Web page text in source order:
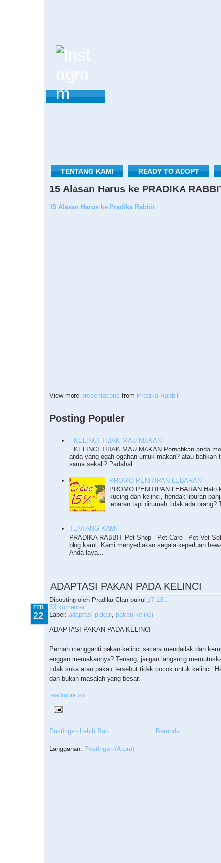
TENTANG KAMI READY TO ADOPT
15 Alasan Harus ke PRADIKA
15 Alasan Harus ke Pradika Rabbit
View more presentations from Pradika Rabbit
Posting Populer
KELINCI TIDAK MAU MAKAN
KELINCI TIDAK MAU MAKAN Pernahkan anda
anda yang ogah-ogahan untuk makan? atau bahkan
sama sekali? Padahal...
PROMO PENITIPAN LEBARAN
PROMO PENITIPAN LEBARAN Halo
kucing dan kelinci, hendak liburan
lebaran tapi dirumah tidak ada orang?
TENTANG KAMI
PRADIKA RABBIT Pet Shop - Pet Care - Pet Vet
blog kami, Kami menyediakan segala keperluan
Anda laya...
ADAPTASI PAKAN PADA KELINCI
Diposting oleh Pradika Clan pukul 17.13 .
FEB
22
33 komentar
Label: adaptasi pakan, pakan kelinci
ADAPTASI PAKAN PADA KELINCI
Pernah mengganti pakan kelinci secara mendadak dan
enggan memakannya? Tenang, jangan langsung
tidak suka atau pakan tersebut tidak cocok untuk kelinci.
dan bukan masalah yang besar.
readmore »»
Postingan Lebih Baru Beranda
Langganan: Postingan (Atom)